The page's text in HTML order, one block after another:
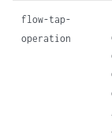
flow-tap-
operation